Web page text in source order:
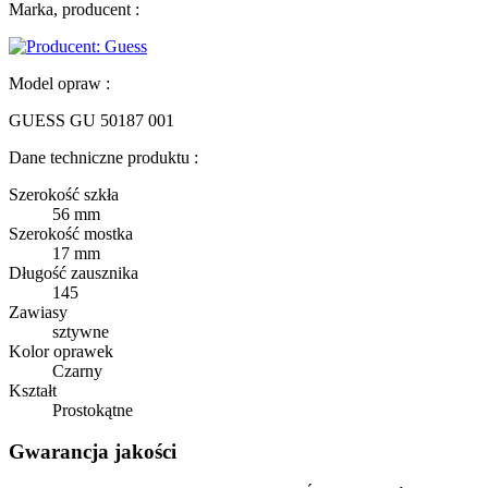
Marka, producent :
Model opraw :
GUESS GU 50187 001
Dane techniczne produktu :
Szerokość szkła
56 mm
Szerokość mostka
17 mm
Długość zausznika
145
Zawiasy
sztywne
Kolor oprawek
Czarny
Kształt
Prostokątne
Gwarancja jakości